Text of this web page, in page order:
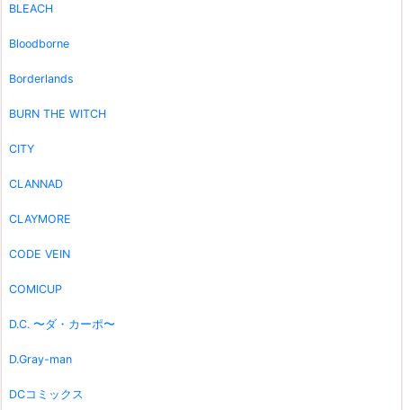
BLEACH
Bloodborne
Borderlands
BURN THE WITCH
CITY
CLANNAD
CLAYMORE
CODE VEIN
COMICUP
D.C. 〜ダ・カーポ〜
D.Gray-man
DCコミックス